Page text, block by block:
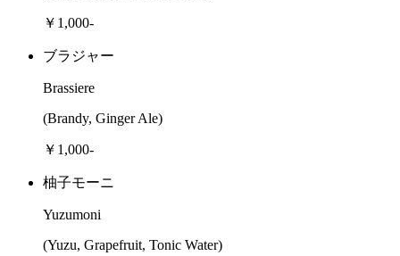
￥1,000-
ブラジャー
Brassiere
(Brandy, Ginger Ale)
￥1,000-
柚子モーニ
Yuzumoni
(Yuzu, Grapefruit, Tonic Water)